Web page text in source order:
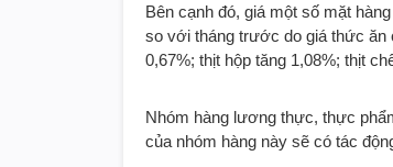
Bên cạnh đó, giá một số mặt
so với tháng trước do giá thức ăn
0,67%; thịt hộp tăng 1,08%; thịt
Nhóm hàng lương thực, thực
của nhóm hàng này sẽ có tác